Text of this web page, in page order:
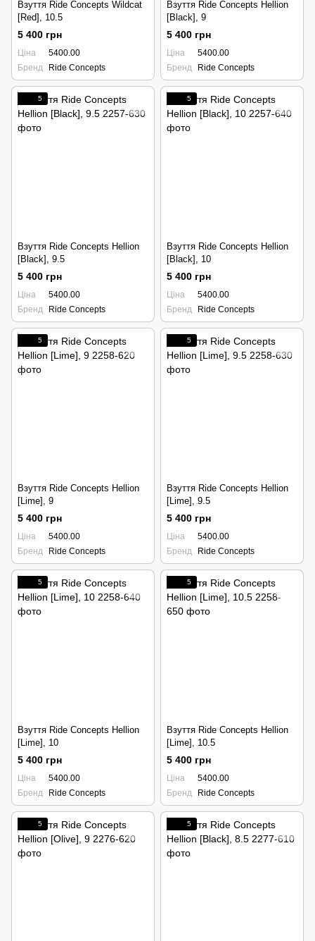
Взуття Ride Concepts Wildcat
[Red], 10.5
5 400 грн
Ціна
5400.00
Бренд
Ride Concepts
Взуття Ride Concepts Hellion
[Black], 9
5 400 грн
Ціна
5400.00
Бренд
Ride Concepts
5
Взуття Ride Concepts Hellion
[Black], 9.5
5 400 грн
Ціна
5400.00
Бренд
Ride Concepts
5
Взуття Ride Concepts Hellion
[Black], 10
5 400 грн
Ціна
5400.00
Бренд
Ride Concepts
5
Взуття Ride Concepts Hellion
[Lime], 9
5 400 грн
Ціна
5400.00
Бренд
Ride Concepts
5
Взуття Ride Concepts Hellion
[Lime], 9.5
5 400 грн
Ціна
5400.00
Бренд
Ride Concepts
5
Взуття Ride Concepts Hellion
[Lime], 10
5 400 грн
Ціна
5400.00
Бренд
Ride Concepts
5
Взуття Ride Concepts Hellion
[Lime], 10.5
5 400 грн
Ціна
5400.00
Бренд
Ride Concepts
5 5